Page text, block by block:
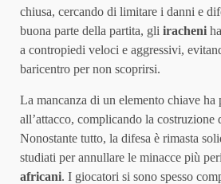
chiusa, cercando di limitare i danni e
buona parte della partita, gli iracheni
a contropiedi veloci e aggressivi,
baricentro per non scoprirsi.
La mancanza di un elemento chiave ha
all’attacco, complicando la costruzione
Nonostante tutto, la difesa è rimasta
studiati per annullare le minacce più
africani. I giocatori si sono spesso